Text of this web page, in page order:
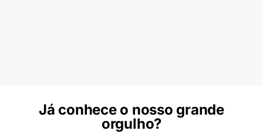
Já conhece o nosso grande
orgulho?